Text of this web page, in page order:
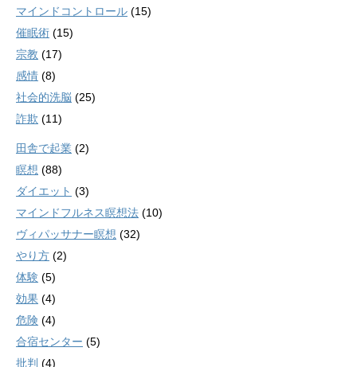
マインドコントロール (15)
催眠術 (15)
宗教 (17)
感情 (8)
社会的洗脳 (25)
詐欺 (11)
田舎で起業 (2)
瞑想 (88)
ダイエット (3)
マインドフルネス瞑想法 (10)
ヴィパッサナー瞑想 (32)
やり方 (2)
体験 (5)
効果 (4)
危険 (4)
合宿センター (5)
批判 (4)